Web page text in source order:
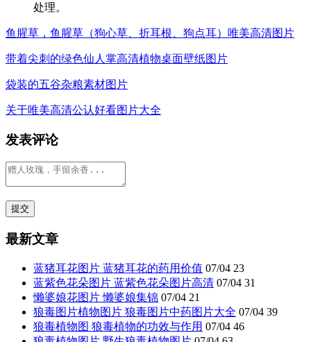
处理。
鱼腥草，鱼腥草（狗心草、折耳根、狗点耳）唯美高清图片
带着尖刺的绿色仙人掌高清植物桌面壁纸图片
袋装的五谷杂粮素材图片
关于唯美高清公认好看图片大全
发表评论
最新文章
蓝猪耳花图片 蓝猪耳花的药用价值 07/04 23
蓝紫色花朵图片 蓝紫色花朵图片高清 07/04 31
懒婆娘花图片 懒婆娘集锦 07/04 21
狼毒图片植物图片 狼毒图片中药图片大全 07/04 39
狼毒植物图 狼毒植物的功效与作用 07/04 46